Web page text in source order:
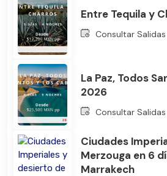
Entre Tequila y
Consultar Salidas
La Paz, Todos
2026
Consultar Salidas
Ciudades
Merzouga en 6
Marrakech